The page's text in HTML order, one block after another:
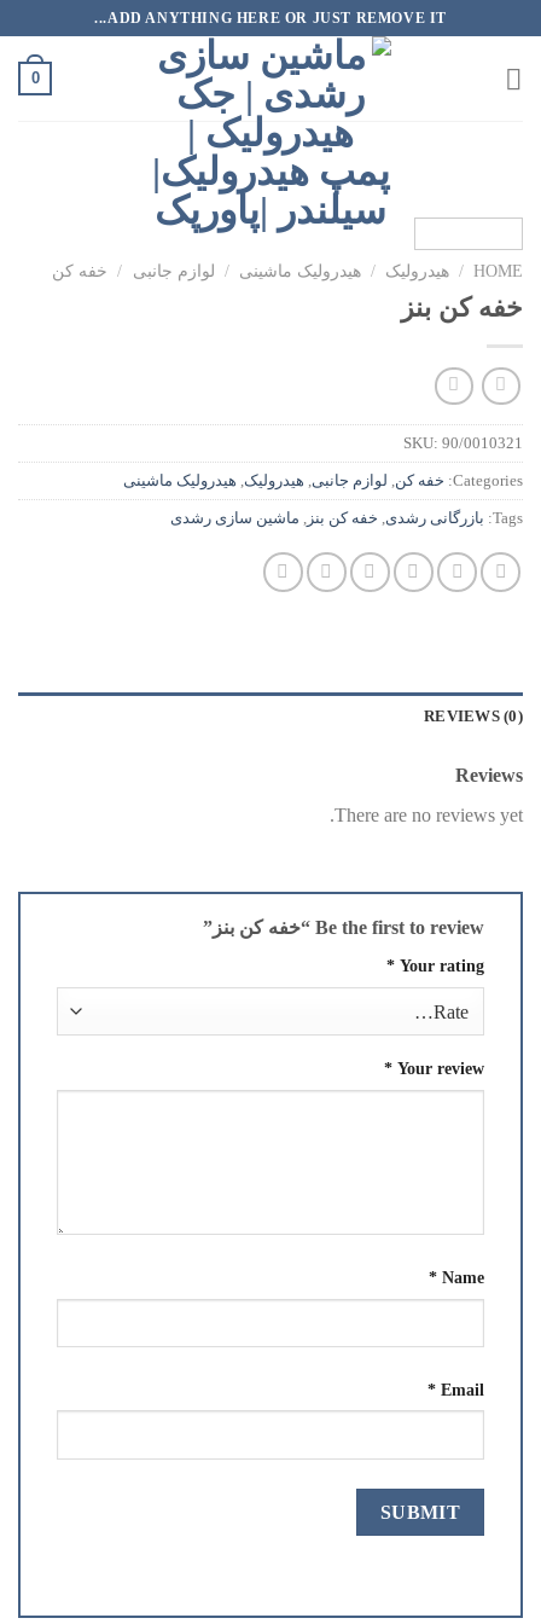
به
محتوا
ADD ANYTHING HERE OR JUST REMOVE IT...
0
HOME
/ هیدرولیک / هیدرولیک ماشینی / لوازم جانبی / خفه کن
خفه کن بنز
SKU: 90/0010321
Categories: خفه کن, لوازم جانبی, هیدرولیک, هیدرولیک ماشینی
Tags: بازرگانی رشدی, خفه کن بنز , ماشین سازی رشدی
REVIEWS (0)
Reviews
There are no reviews yet.
Be the first to review “خفه کن بنز”
Your rating
*
Your review
*
Name
*
Email
*